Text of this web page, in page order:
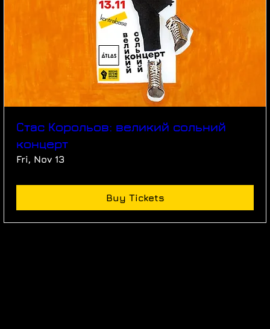
Стас Корольов: великий сольний
концерт
Fri, Nov 13
Buy Tickets